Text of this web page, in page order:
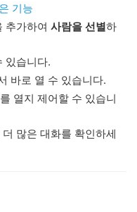
기능
추가하여 사람을 선별하
있습니다.
바로 열 수 있습니다.
열지 제어할 수 있습니
더 많은 대화를 확인하세